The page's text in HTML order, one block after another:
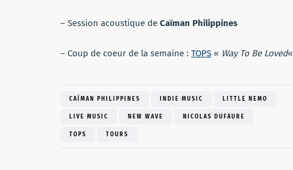
– Session acoustique de Caïman Philippines
– Coup de coeur de la semaine : TOPS « Way To Be Loved«
CAÏMAN PHILIPPINES INDIE MUSIC LITTLE NEMO
LIVE MUSIC NEW WAVE NICOLAS DUFAURE
TOPS TOURS